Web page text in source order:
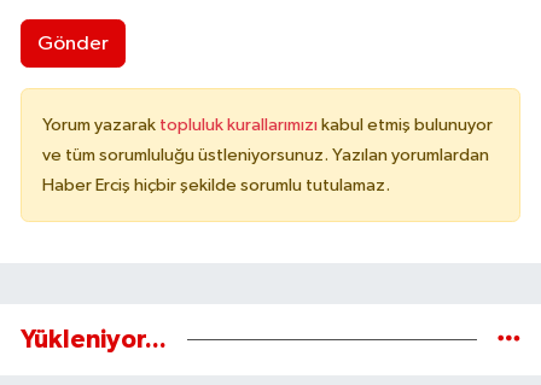
Gönder
Yorum yazarak topluluk kurallarımızı kabul etmiş bulunuyor
ve tüm sorumluluğu üstleniyorsunuz. Yazılan yorumlardan
Haber Erciş hiçbir şekilde sorumlu tutulamaz.
Yükleniyor...